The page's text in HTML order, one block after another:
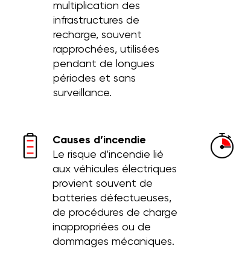
multiplication des
infrastructures de
recharge, souvent
rapprochées, utilisées
pendant de longues
périodes et sans
surveillance.
Causes d’incendie
Le risque d’incendie lié
aux véhicules électriques
provient souvent de
batteries défectueuses,
de procédures de charge
inappropriées ou de
dommages mécaniques.